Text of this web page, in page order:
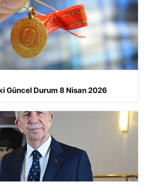
Güncel Durum 8 Nisan 2026